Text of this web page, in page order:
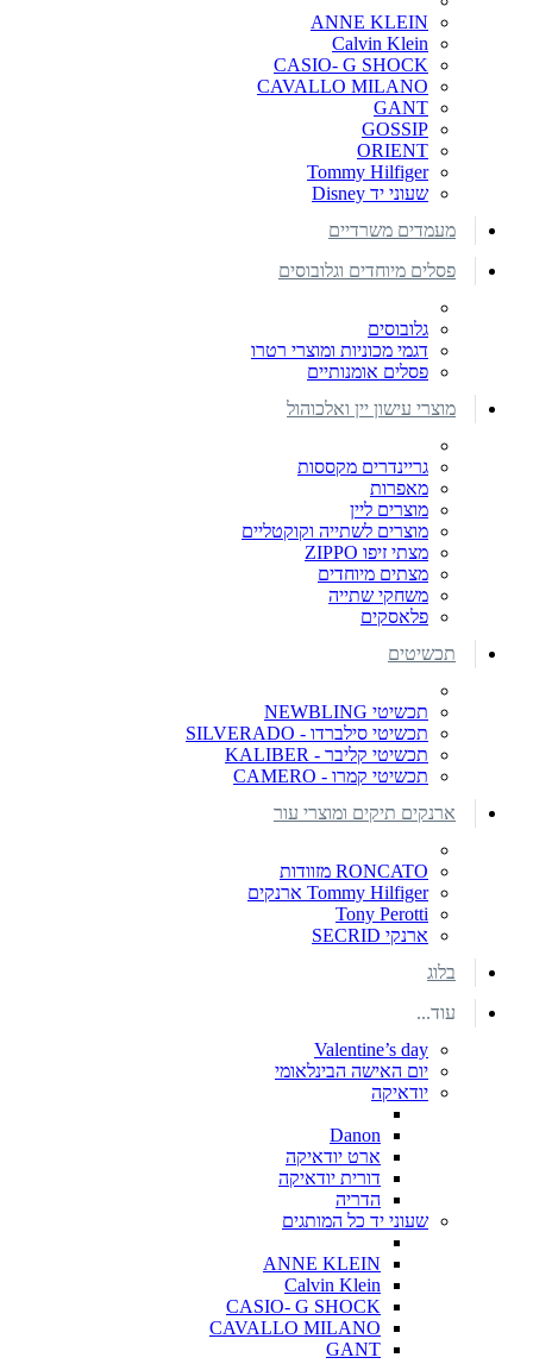
ANNE KLEIN
Calvin Klein
CASIO- G SHOCK
CAVALLO MILANO
GANT
GOSSIP
ORIENT
Tommy Hilfiger
שעוני יד Disney
מעמדים משרדיים
פסלים מיוחדים וגלובוסים
גלובוסים
דגמי מכוניות ומוצרי רטרו
פסלים אומנותיים
מוצרי עישון יין ואלכוהול
גריינדרים מקססות
מאפרות
מוצרים ליין
מוצרים לשתייה וקוקטליים
מצתי זיפו ZIPPO
מצתים מיוחדים
משחקי שתייה
פלאסקים
תכשיטים
תכשיטי NEWBLING
תכשיטי סילברדו - SILVERADO
תכשיטי קליבר - KALIBER
תכשיטי קמרו - CAMERO
ארנקים תיקים ומוצרי עור
RONCATO מזוודות
Tommy Hilfiger ארנקים
Tony Perotti
ארנקי SECRID
בלוג
עוד...
Valentine’s day
יום האישה הבינלאומי
יודאיקה
Danon
ארט יודאיקה
דורית יודאיקה
הדריה
שעוני יד כל המותגים
ANNE KLEIN
Calvin Klein
CASIO- G SHOCK
CAVALLO MILANO
GANT